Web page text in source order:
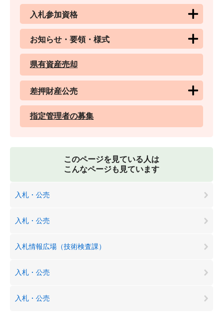
入札参加資格
お知らせ・要領・様式
県有資産売却
差押財産公売
指定管理者の募集
このページを見ている人は
こんなページも見ています
入札・公売
入札・公売
入札情報広場（技術検査課）
入札・公売
入札・公売